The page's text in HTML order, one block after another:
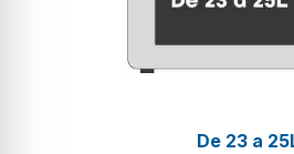
De 23 a